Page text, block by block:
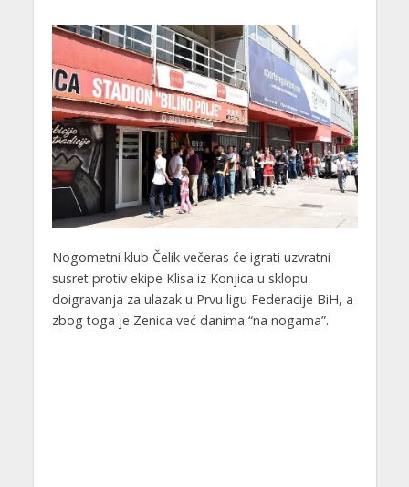
Nogometni klub Čelik večeras će igrati uzvratni
susret protiv ekipe Klisa iz Konjica u sklopu
doigravanja za ulazak u Prvu ligu Federacije BiH, a
zbog toga je Zenica već danima “na nogama”.